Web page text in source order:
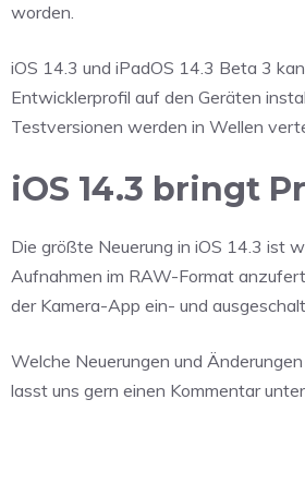
worden.
iOS 14.3 und iPadOS 14.3 Beta 3
Entwicklerprofil auf den Geräten
Testversionen werden in Wellen
iOS 14.3 bringt
Die größte Neuerung in iOS 14.3 ist
Aufnahmen im RAW-Format
der Kamera-App ein- und
Welche Neuerungen und
lasst uns gern einen Kommentar